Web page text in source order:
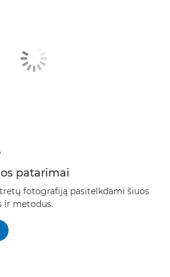
patarimai
fotografiją pasitelkdami šiuos
ir metodus.